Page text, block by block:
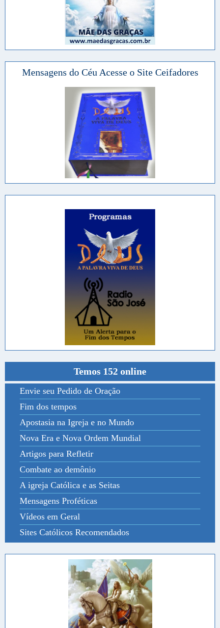
Mensagens do Céu Acesse o Site Ceifadores
Temos 152 online
Envie seu Pedido de Oração
Fim dos tempos
Apostasia na Igreja e no Mundo
Nova Era e Nova Ordem Mundial
Artigos para Refletir
Combate ao demônio
A igreja Católica e as Seitas
Mensagens Proféticas
Vídeos em Geral
Sites Católicos Recomendados